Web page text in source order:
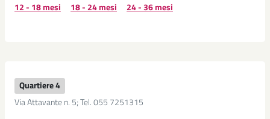
12 - 18 mesi
18 - 24 mesi 24 - 36 mesi
Quartiere 4
Via Attavante n. 5; Tel. 055 7251315